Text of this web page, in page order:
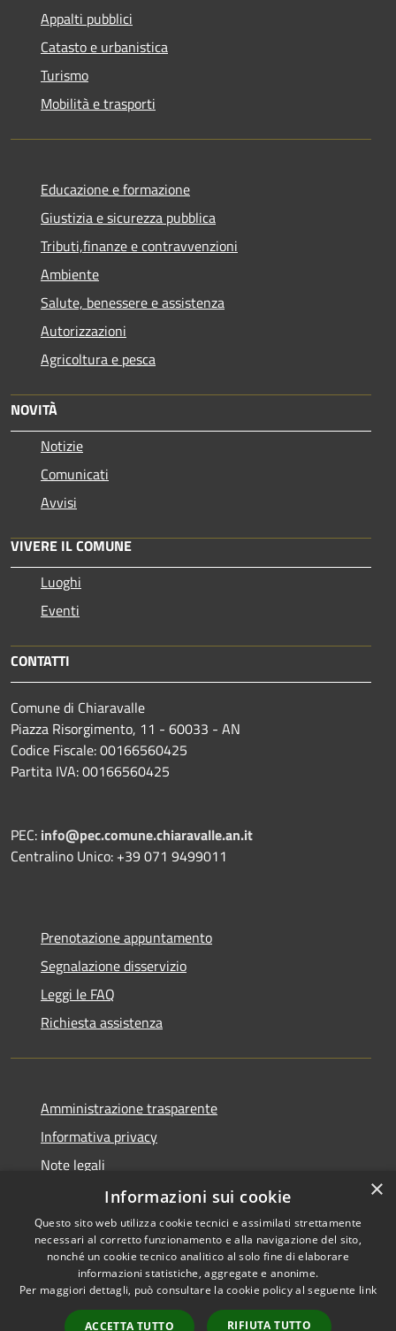
Appalti pubblici
Catasto e urbanistica
Turismo
Mobilità e trasporti
Educazione e formazione
Giustizia e sicurezza pubblica
Tributi,finanze e contravvenzioni
Ambiente
Salute, benessere e assistenza
Autorizzazioni
Agricoltura e pesca
NOVITÀ
Notizie
Comunicati
Avvisi
VIVERE IL COMUNE
Luoghi
Eventi
CONTATTI
Comune di Chiaravalle
Piazza Risorgimento, 11 - 60033 - AN
Codice Fiscale: 00166560425
Partita IVA: 00166560425
PEC: info@pec.comune.chiaravalle.an.it
Centralino Unico: +39 071 9499011
Prenotazione appuntamento
Segnalazione disservizio
Leggi le FAQ
Richiesta assistenza
Amministrazione trasparente
Informativa privacy
Note legali
Dichiarazione di accessibilità
RSS
Accessibilità
Copyright © 2026 • Comune di
Chiaravalle • Powered by
Municipium• Accesso
×
Informazioni sui cookie
Questo sito web utilizza cookie tecnici e assimilati strettamente
necessari al corretto funzionamento e alla navigazione del sito,
nonché un cookie tecnico analitico al solo fine di elaborare
informazioni statistiche, aggregate e anonime.
Per maggiori dettagli, può consultare la cookie policy al seguente link
ACCETTA TUTTO RIFIUTA TUTTO